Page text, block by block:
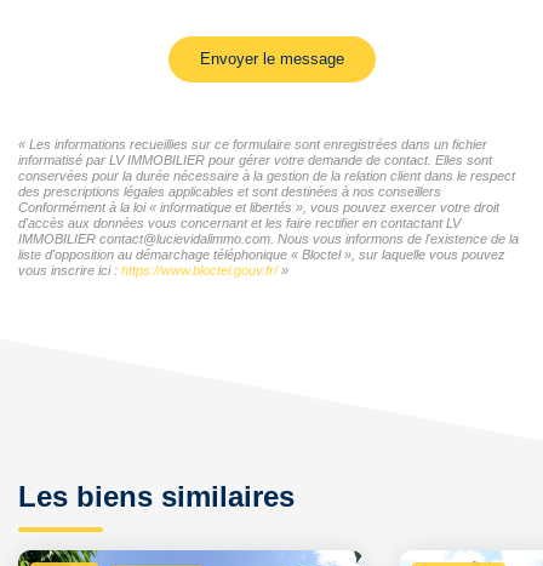
Envoyer le message
« Les informations recueillies sur ce formulaire sont enregistrées dans un fichier
informatisé par LV IMMOBILIER pour gérer votre demande de contact. Elles sont
conservées pour la durée nécessaire à la gestion de la relation client dans le respect
des prescriptions légales applicables et sont destinées à nos conseillers
Conformément à la loi « informatique et libertés », vous pouvez exercer votre droit
d'accès aux données vous concernant et les faire rectifier en contactant LV
IMMOBILIER contact@lucievidalimmo.com. Nous vous informons de l'existence de la
liste d'opposition au démarchage téléphonique « Bloctel », sur laquelle vous pouvez
vous inscrire ici : https://www.bloctel.gouv.fr/»
Les biens similaires